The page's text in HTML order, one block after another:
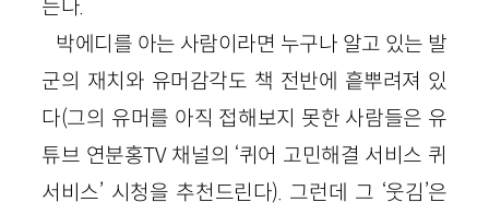
는다.
박에디를 아는 사람이라면 누구나 알고 있는 발
군의 재치와 유머감각도 책 전반에 흩뿌려져 있
다(그의 유머를 아직 접해보지 못한 사람들은 유
튜브 연분홍TV 채널의 ‘퀴어 고민해결 서비스 퀴
서비스’ 시청을 추천드린다). 그런데 그 ‘웃김’은